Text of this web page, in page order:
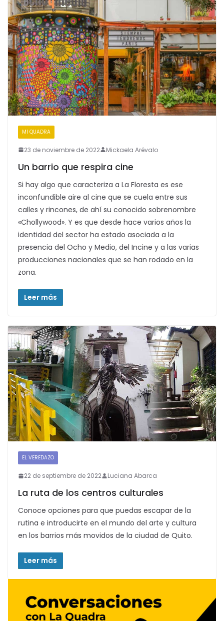
MI QUADRA
23 de noviembre de 2022 Mickaela Arévalo
Un barrio que respira cine
Si hay algo que caracteriza a La Floresta es ese
inconfundible aire al cine que se cuela entre sus
calles y rincones, de ahí su conocido sobrenombre
«Chollywood». Y es que desde hace varios años la
identidad del sector ha estado asociada a la
presencia del Ocho y Medio, del Incine y a las varias
producciones nacionales que se han rodado en la
zona.
Leer más
EL VEREDAZO
22 de septiembre de 2022 Luciana Abarca
La ruta de los centros culturales
Conoce opciones para que puedas escapar de la
rutina e introducirte en el mundo del arte y cultura
en los barrios más movidos de la ciudad de Quito.
Leer más